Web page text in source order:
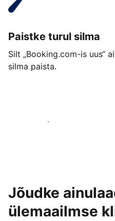
Paistke turul silma
Silt „Booking.com-is uus“
silma paista.
Alusta juba täna
Jõudke
ülemaailmse